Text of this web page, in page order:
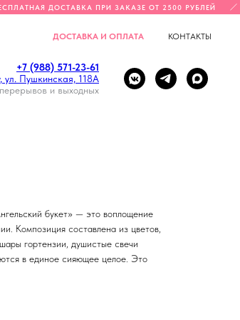
ДОСТАВКА ПРИ ЗАКАЗЕ ОТ 2500 РУБЛЕЙ
ДОСТАВКА И ОПЛАТА КОНТАКТЫ
+7 (988) 571-23-61
ул. Пушкинская, 118А
и выходных
букет» — это воплощение
Композиция составлена из цветов,
гортензии, душистые свечи
в единое сияющее целое. Это